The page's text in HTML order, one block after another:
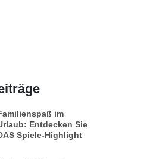
im
Entdecken Sie
Spiele-Highlight